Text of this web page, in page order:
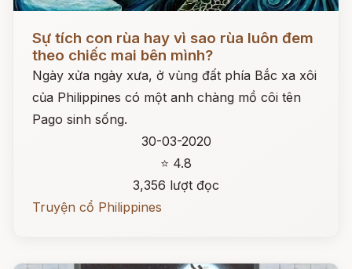
Sự tích con rùa hay vì sao rùa luôn đem
theo chiếc mai bên mình?
Ngày xửa ngày xưa, ở vùng đất phía Bắc xa xôi
của Philippines có một anh chàng mồ côi tên
Pago sinh sống.
30-03-2020
⭐ 4.8
3,356 lượt đọc
Truyện cổ Philippines